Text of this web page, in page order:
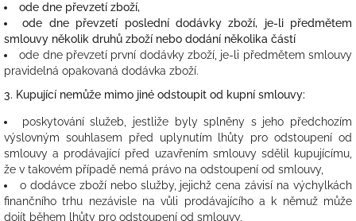
ode dne převzetí zboží,
ode dne převzetí poslední dodávky zboží, je-li předmětem
smlouvy několik druhů zboží nebo dodání několika částí
ode dne převzetí první dodávky zboží, je-li předmětem smlouvy
pravidelná opakovaná dodávka zboží.
3. Kupující nemůže mimo jiné odstoupit od kupní smlouvy:
poskytování služeb, jestliže byly splněny s jeho předchozím
výslovným souhlasem před uplynutím lhůty pro odstoupení od
smlouvy a prodávající před uzavřením smlouvy sdělil kupujícímu,
že v takovém případě nemá právo na odstoupení od smlouvy,
o dodávce zboží nebo služby, jejichž cena závisí na výchylkách
finančního trhu nezávisle na vůli prodávajícího a k němuž může
dojít během lhůty pro odstoupení od smlouvy,